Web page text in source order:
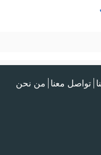
تواصل معنا من نحن